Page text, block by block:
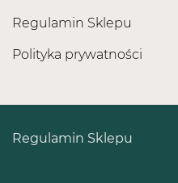
Regulamin Sklepu
Polityka prywatności
Regulamin Sklepu